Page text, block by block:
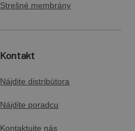
Strešné membrány
Kontakt
Nájdite distribútora
Nájdite poradcu
Kontaktujte nás